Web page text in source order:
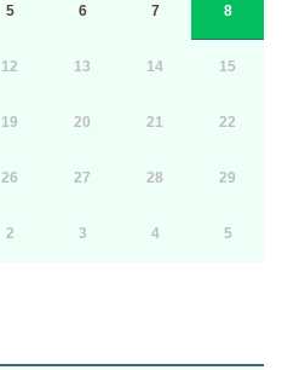
5 6 7 8
12 13 14 15
19 20 21 22
26 27 28 29
2 3 4 5